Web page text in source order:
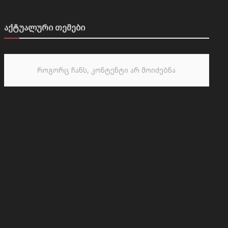
აქტუალური თემები
როგორც ჩანს, კონტენტი არ მოიძებნა